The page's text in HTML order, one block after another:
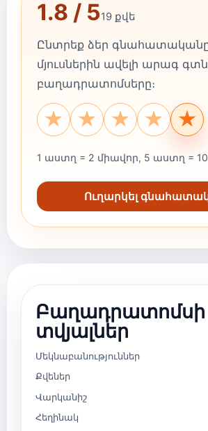
1.8 / 519 քվե
Ընտրեք ձեր
մյուսներին ավելի արագ
բաղադրատոմսերը։
★
★
★
★
★
1 աստղ = 2 միավոր, 5 աստղ =
Ուղարկել
Բաղադրատոմսի
տվյալներ
Մեկնաբանություններ
Քվեներ
Վարկանիշ
Հեղինակ